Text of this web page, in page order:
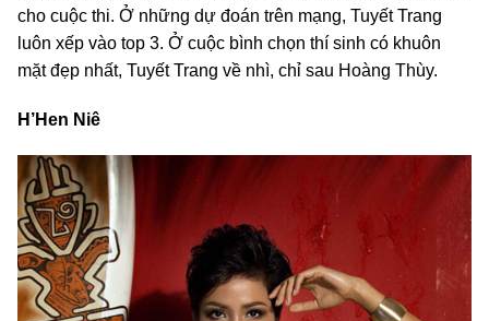
cho cuộc thi. Ở những dự đoán trên mạng, Tuyết Trang
luôn xếp vào top 3. Ở cuộc bình chọn thí sinh có khuôn
mặt đẹp nhất, Tuyết Trang về nhì, chỉ sau Hoàng Thùy.
H’Hen Niê